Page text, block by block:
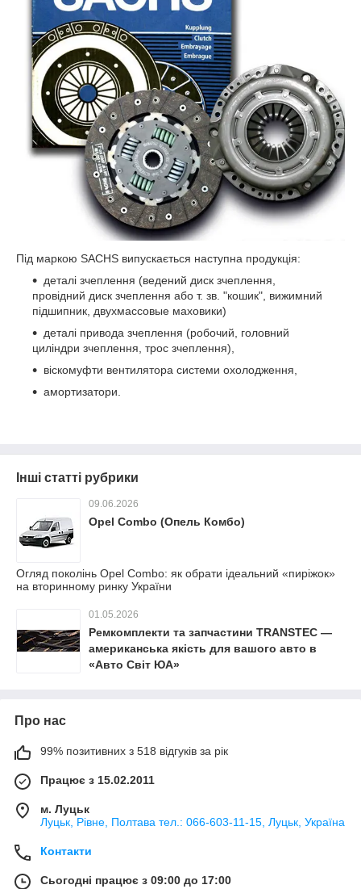
Під маркою SACHS випускається наступна продукція:
деталі зчеплення (ведений диск зчеплення,
провідний диск зчеплення або т. зв. "кошик", вижимний
підшипник, двухмассовые маховики)
деталі привода зчеплення (робочий, головний
циліндри зчеплення, трос зчеплення),
віскомуфти вентилятора системи охолодження,
амортизатори.
Інші статті рубрики
09.06.2026
Opel Combo (Опель Комбо)
Огляд поколінь Opel Combo: як обрати ідеальний «пиріжок»
на вторинному ринку України
01.05.2026
Ремкомплекти та запчастини TRANSTEC —
американська якість для вашого авто в
«Авто Світ ЮА»
Про нас
99% позитивних з 518 відгуків за рік
Працює з 15.02.2011
м. Луцьк
Луцьк, Рівне, Полтава тел.: 066-603-11-15, Луцьк, Україна
Контакти
Сьогодні працює з 09:00 до 17:00